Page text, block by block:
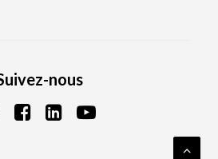
nous